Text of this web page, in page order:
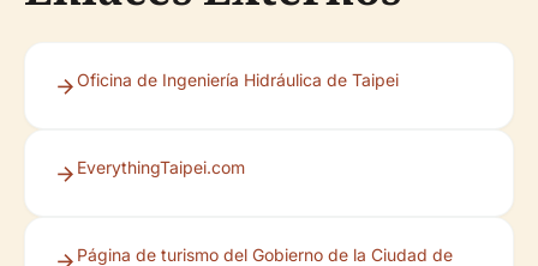
Oficina de Ingeniería Hidráulica de Taipei
EverythingTaipei.com
Página de turismo del Gobierno de la Ciudad de